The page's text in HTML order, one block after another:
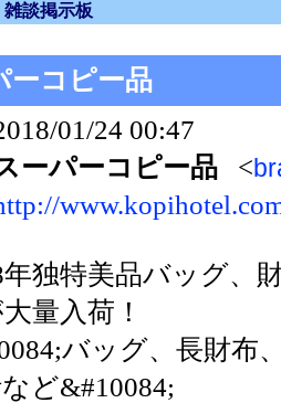
雑談掲示板
ーコピー品
01/24 00:47
ーパーコピー品 <
年独特美品バッグ、
量入荷！
バッグ、長財布
ど&#10084;